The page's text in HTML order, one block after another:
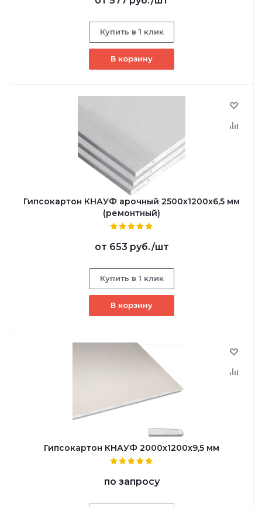
Купить в 1 клик
В корзину
Гипсокартон КНАУФ арочный 2500х1200х6,5 мм
(ремонтный)
от 653 руб./шт
Купить в 1 клик
В корзину
Гипсокартон КНАУФ 2000x1200x9,5 мм
по запросу